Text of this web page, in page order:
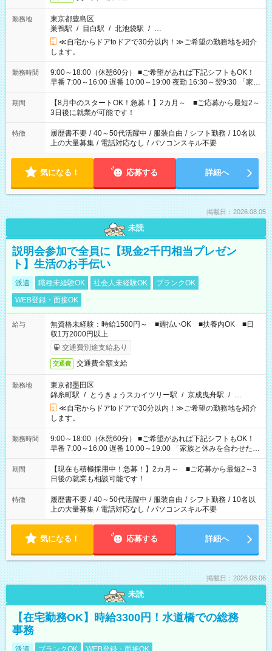
勤務地
東京都豊島区
巣鴨駅 / 目白駅 / 北池袋駅 / …
≪自宅からドアtoドアで30分以内！≫ご希望の勤務地を紹介
します。
勤務時間
9:00～18:00（休憩60分） ■ご希望があれば下記シフトもOK！
早番 7:00～16:00 遅番 10:00～19:00 夜勤 16:30～翌9:30 「家族
と休みを合わせたい」 「余裕を持って夕飯の準備がしたい」
「できれば残業はしたくない」 など、ご希望を教えてください
ね。 ※Wワーク希望の方へ 今ご覧のお仕事で希望する勤務時間
と、もう1つのお仕事の勤務時間。 合計で週40時間を超える場
合は応募できません。
期間
【8月中のスタートOK！急募！】2カ月～ ■ご応募から最短2～
3日後に就業が可能です！
特徴 履歴書不要 / 40～50代活躍中 / 服装自由 / シフト勤務 / 10名以
上の大量募集 / 電話対応なし / パソコンスキル不要
気になる！ 応募する 詳細へ
掲載日：2026.08.05
未読
説明会参加で全員に【現金2千円相当プレゼン
ト】生活のお手伝い
派遣 職種未経験OK 社会人未経験OK
ブランクOK
WEB登録・面接OK
給与
無資格未経験：時給1500円～ ■週払いOK ■扶養内OK ■日
収1万2000円以上
交通費別途支給あり
交通費 交通費全額支給
勤務地
東京都墨田区
錦糸町駅 / とうきょうスカイツリー駅 / 京成曳舟駅 / …
≪自宅からドアtoドアで30分以内！≫ご希望の勤務地を紹介
します。
勤務時間
9:00～18:00（休憩60分） ■ご希望があれば下記シフトもOK！
早番 7:00～16:00 遅番 10:00～19:00 「家族と休みを合わせた
い」 「余裕を持って夕飯の準備がしたい」 「できれば残業はし
たくない」 など、ご希望を教えてくださいね。 ※Wワーク希望
の方へ 今ご覧のお仕事で希望する勤務時間と、もう1つのお仕事
の勤務時間。 合計で週40時間を超える場合は応募できません。
期間
【現在も積極採用中！急募！】2カ月～ ■ご応募から最短2～3
日後の就業も相談可能です！
特徴 履歴書不要 / 40～50代活躍中 / 服装自由 / シフト勤務 / 10名以
上の大量募集 / 電話対応なし / パソコンスキル不要
気になる！ 応募する 詳細へ
掲載日：2026.08.06
未読
【在宅勤務OK】時給3300円！水道橋での総務
事務
派遣 ブランクOK WEB登録・面接OK